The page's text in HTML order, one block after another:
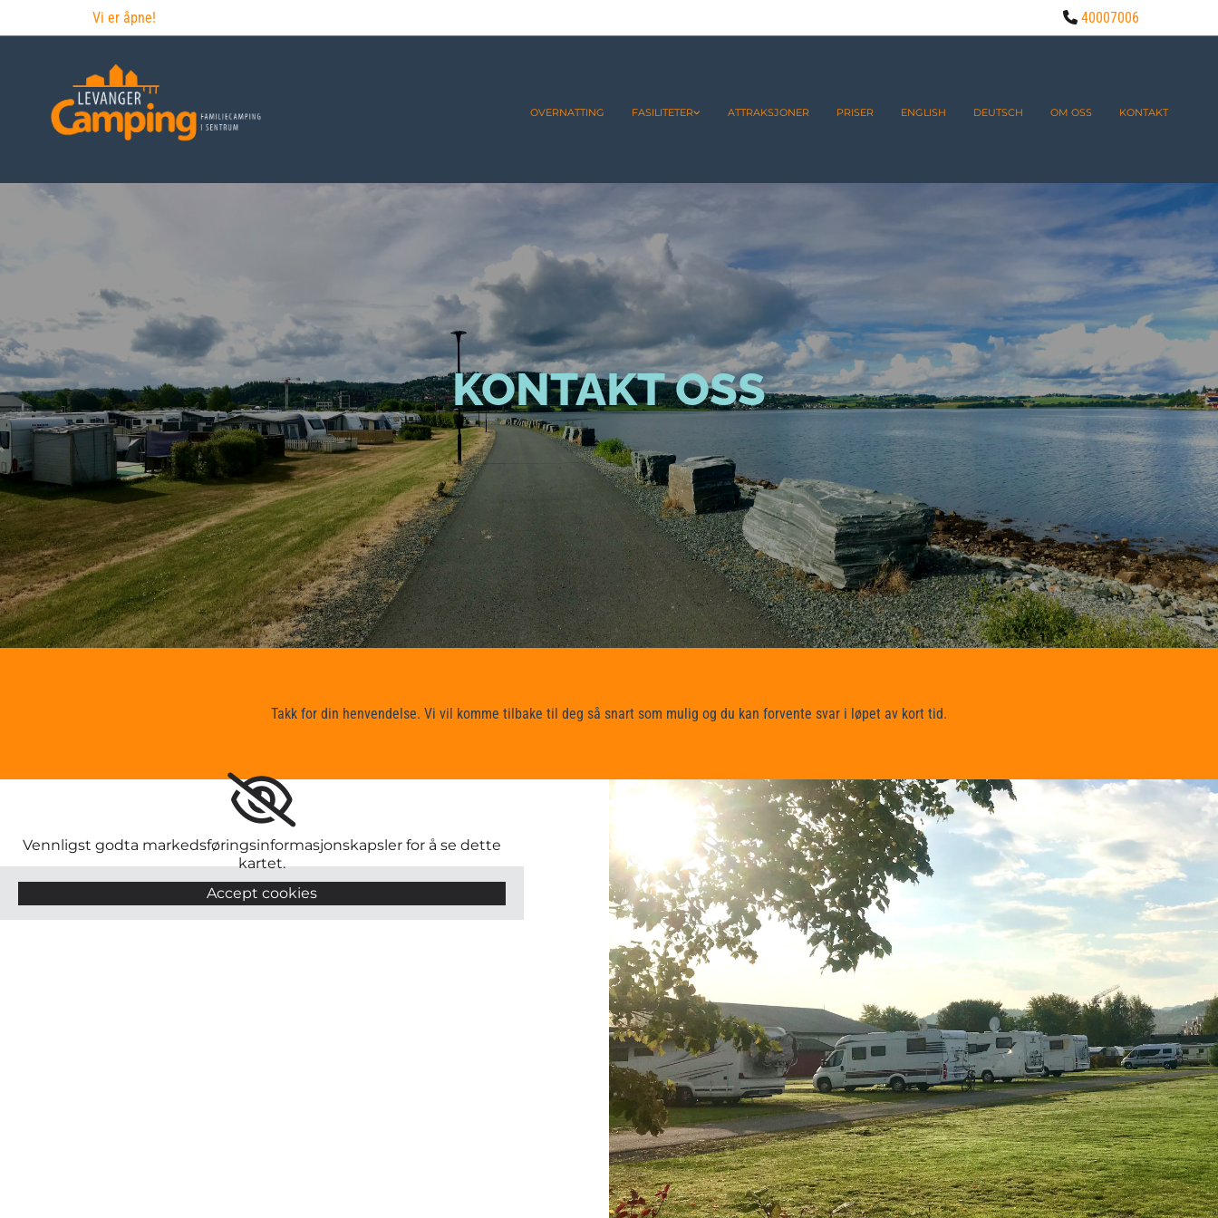
Vi er åpne!  40007006
OVERNATTING FASILITETER ATTRAKSJONER PRISER ENGLISH DEUTSCH OM OSS KONTAKT
KONTAKT OSS
Takk for din henvendelse. Vi vil komme tilbake til deg så snart som mulig og du kan forvente svar i løpet av kort tid.
Vennligst godta markedsføringsinformasjonskapsler for å se dette
kartet.
Accept cookies